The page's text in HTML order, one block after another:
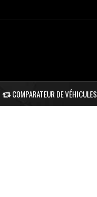
COMPARATEUR DE VÉHICULES